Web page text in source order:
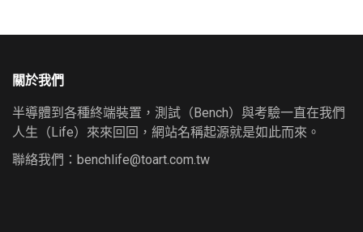
關於我們
半導體到各種終端裝置，測試（Bench）與考驗一直在我們
人生（Life）來來回回，網站名稱起源就是如此而來。
聯絡我們： benchlife@toart.com.tw